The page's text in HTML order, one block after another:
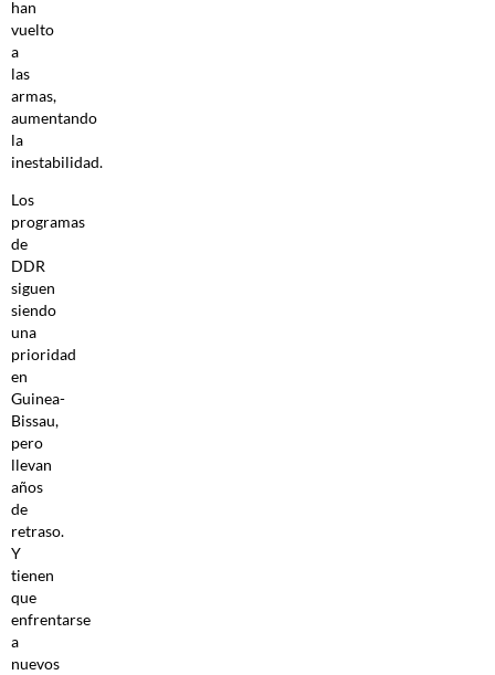
han
vuelto
a
las
armas,
aumentando
la
inestabilidad.
Los
programas
de
DDR
siguen
siendo
una
prioridad
en
Guinea-
Bissau,
pero
llevan
años
de
retraso.
Y
tienen
que
enfrentarse
a
nuevos